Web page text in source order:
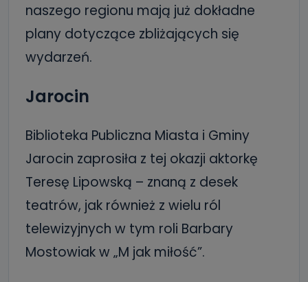
naszego regionu mają już dokładne
plany dotyczące zbliżających się
wydarzeń.
Jarocin
Biblioteka Publiczna Miasta i Gminy
Jarocin zaprosiła z tej okazji aktorkę
Teresę Lipowską – znaną z desek
teatrów, jak również z wielu ról
telewizyjnych w tym roli Barbary
Mostowiak w „M jak miłość”.